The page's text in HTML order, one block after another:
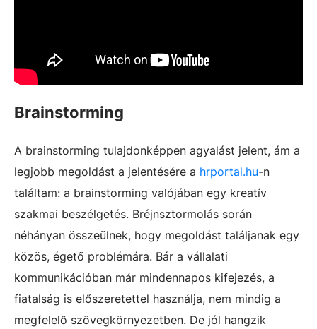
Brainstorming
A brainstorming tulajdonképpen agyalást jelent, ám a
legjobb megoldást a jelentésére a hrportal.hu-n
találtam: a brainstorming valójában egy kreatív
szakmai beszélgetés. Bréjnsztormolás során
néhányan összeülnek, hogy megoldást találjanak egy
közös, égető problémára. Bár a vállalati
kommunikációban már mindennapos kifejezés, a
fiatalság is előszeretettel használja, nem mindig a
megfelelő szövegkörnyezetben. De jól hangzik